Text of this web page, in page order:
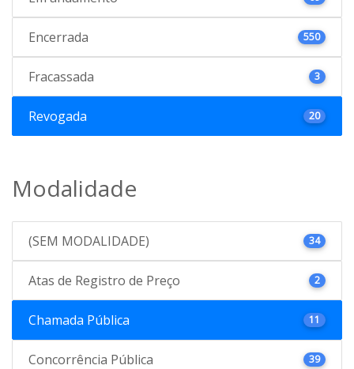
Encerrada 550
Fracassada 3
Revogada 20
Modalidade
(SEM MODALIDADE) 34
Atas de Registro de Preço 2
Chamada Pública 11
Concorrência Pública 39